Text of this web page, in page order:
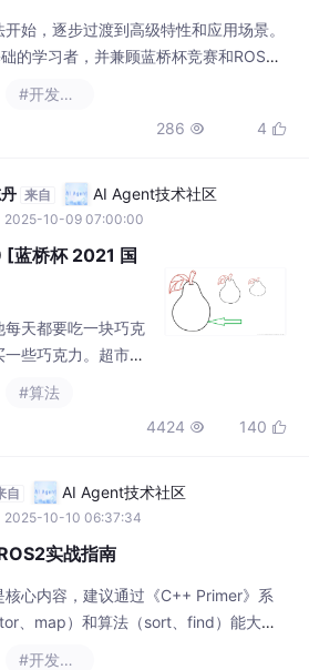
始，逐步过渡到高级特性和应用场景。
的学习者，并兼顾蓝桥杯竞赛和ROS2
#开发语言
286  4 
来自 AI Agent技术社区
2025-10-09 07:00:00
[蓝桥杯 2021 国
天都要吃一块巧克
些巧克力。超市的
种巧克力有自己的
#算法
4424  140 
自 AI Agent技术社区
2025-10-10 06:37:34
实战指南
心内容，建议通过《C++ Primer》系
、map）和算法（sort、find）能大幅
杯竞赛场景。ROS2基于C++17/20特性
#开发语言